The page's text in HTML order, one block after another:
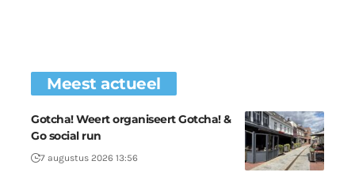
Meest actueel
Gotcha! Weert organiseert Gotcha! &
Go social run
7 augustus 2026 13:56